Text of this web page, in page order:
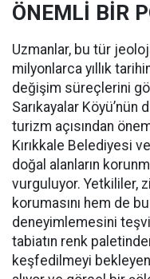
ÖNEMLİ BİR
Uzmanlar, bu tür
milyonlarca yıllık
değişim süreçlerini
Sarıkayalar Köyü’nün
turizm açısından
Kırıkkale Belediyesi
doğal alanların
vurguluyor. Yetkililer,
korumasını hem de
deneyimlemesini
tabiatın renk
keşfedilmeyi